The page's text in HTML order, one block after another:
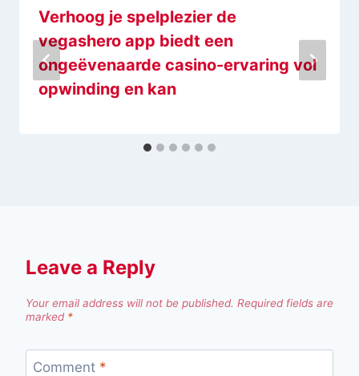
Verhoog je spelplezier de
vegashero app biedt een
ongeëvenaarde casino-ervaring vol
opwinding en kan
Leave a Reply
Your email address will not be published. Required fields are
marked *
Comment *